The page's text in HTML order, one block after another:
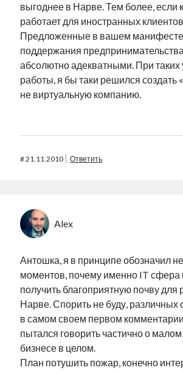
выгоднее в Нарве. Тем более, если
работает для иностранных
Предложенные в вашем
поддержания
абсолютно адекватными. При таких
работы, я бы таки решился создать
не виртуальную компанию.
#21.11.2010 Ответить
Alex
Антошка, я в принципе обозначил
моментов, почему именно IT сфера
получить благоприятную почву для
Нарве. Спорить не буду, различных
в самом своем первом
пытался говорить частично о
бизнесе в целом.
План потушить пожар, конечно